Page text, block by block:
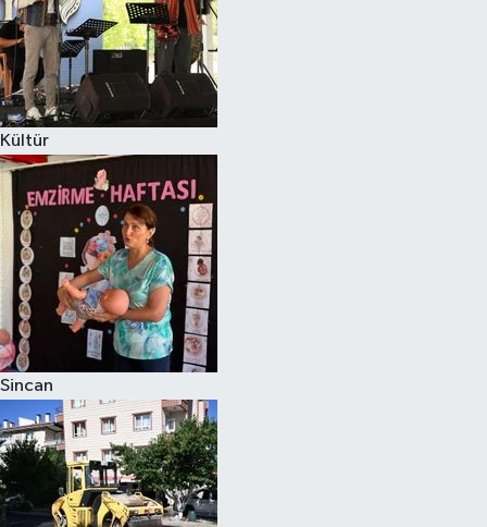
Kültür
Sincan